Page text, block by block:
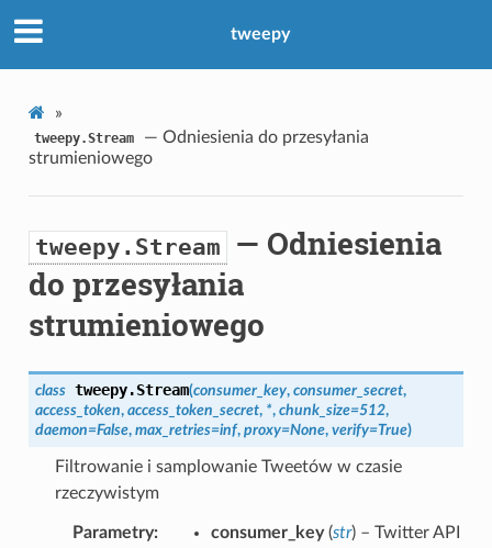
tweepy
»
tweepy.Stream
— Odniesienia do przesyłania
strumieniowego
tweepy.Stream — Odniesienia
do przesyłania
strumieniowego
class tweepy.Stream(consumer_key, consumer_secret,
access_token, access_token_secret, *, chunk_size=512,
daemon=False, max_retries=inf, proxy=None, verify=True)
Filtrowanie i samplowanie Tweetów w czasie
rzeczywistym
Parametry consumer_key(str) – Twitter API